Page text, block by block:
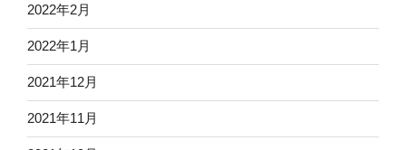
2022年2月
2022年1月
2021年12月
2021年11月